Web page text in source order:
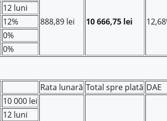
888,89 lei 10 666,75 lei
12 luni
12%
0%
0%
Rata lunară Total spre plată DAE
10 000 lei
12 luni